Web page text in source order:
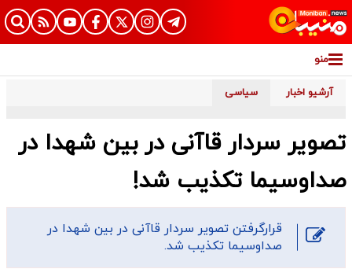
منو
آرشیو اخبار سیاسی
تصویر سردار قاآنی در بین شهدا در
صداوسیما تکذیب شد!
قرارگرفتن تصویر سردار قاآنی در بین شهدا در
صداوسیما تکذیب شد.